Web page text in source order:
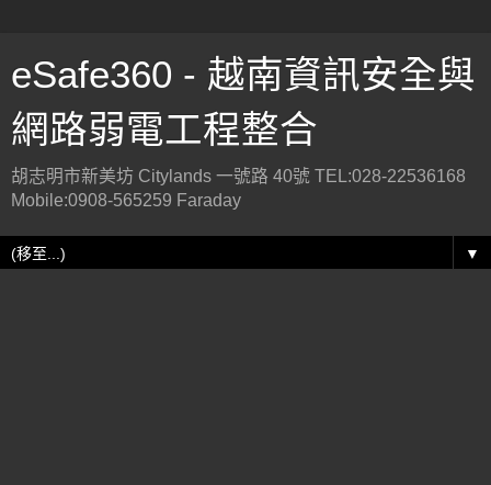
eSafe360 - 越南資訊安全與
網路弱電工程整合
胡志明市新美坊 Citylands 一號路 40號 TEL:028-22536168
Mobile:0908-565259 Faraday
▼